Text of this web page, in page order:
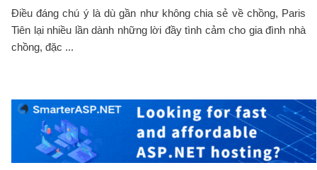
Điều đáng chú ý là dù gần như không chia sẻ về chồng, Paris
Tiên lại nhiều lần dành những lời đầy tình cảm cho gia đình nhà
chồng, đặc ...